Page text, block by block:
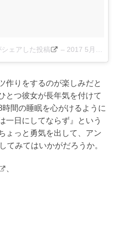
ェアした投稿 – 2017 5月 29 8:43午後 PDT
作りをするのが楽しみだと
とつ彼女が長年気を付けて
間の睡眠を心がけるように
一日にしてならず』という
ょっと勇気を出して、アン
てみてはいかがだろうか。